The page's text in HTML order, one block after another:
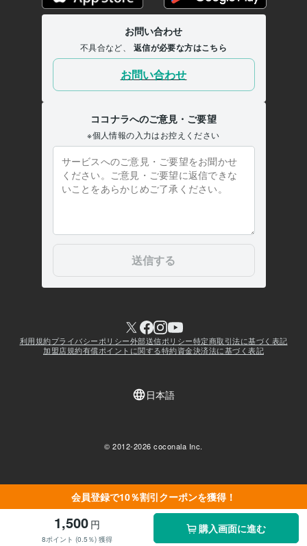
会員登録で10％割引クーポンを獲得！
1,500 円
8ポイント (0.5％) 獲得
購入画面に進む